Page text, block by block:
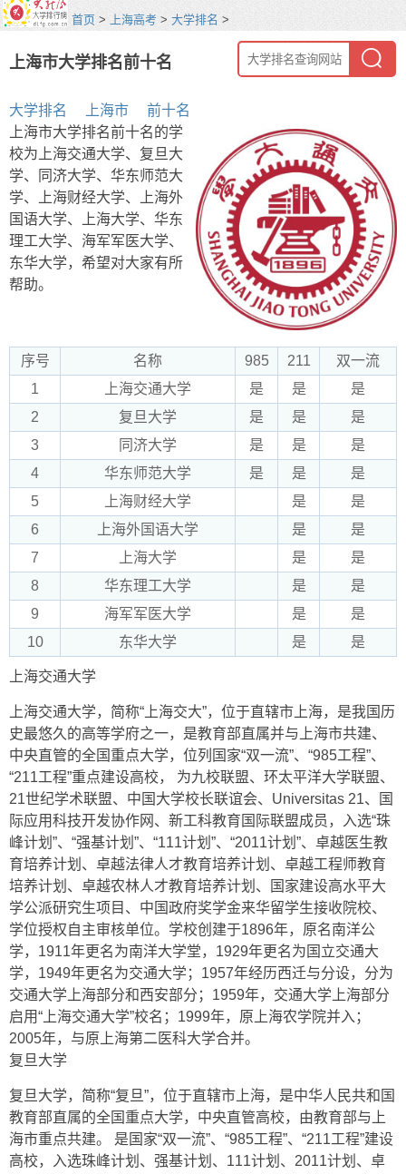
首页 > 上海高考 > 大学排名 >
上海市大学排名前十名
大学排名 上海市
前十名
上海市大学排名前十名的学
校为上海交通大学、复旦大
学、同济大学、华东师范大
学、上海财经大学、上海外
国语大学、上海大学、华东
理工大学、海军军医大学、
东华大学，希望对大家有所
帮助。
序号 名称 985 211
双一流
1
上海交通大学 是 是
是
2
复旦大学 是 是
是
3
同济大学 是 是
是
4
华东师范大学 是 是
是
5
上海财经大学 是
是
6
上海外国语大学 是
是
7
上海大学 是
是
8
华东理工大学 是
是
9
海军军医大学 是
是
10
东华大学 是 是
上海交通大学
上海交通大学，简称“上海交大”，位于直辖市上海，是我国历
史最悠久的高等学府之一，是教育部直属并与上海市共建、
中央直管的全国重点大学，位列国家“双一流”、“985工程”、
“211工程”重点建设高校， 为九校联盟、环太平洋大学联盟、
21世纪学术联盟、中国大学校长联谊会、Universitas 21、国
际应用科技开发协作网、新工科教育国际联盟成员，入选“珠
峰计划”、“强基计划”、“111计划”、“2011计划”、卓越医生教
育培养计划、卓越法律人才教育培养计划、卓越工程师教育
培养计划、卓越农林人才教育培养计划、国家建设高水平大
学公派研究生项目、中国政府奖学金来华留学生接收院校、
学位授权自主审核单位。学校创建于1896年，原名南洋公
学，1911年更名为南洋大学堂，1929年更名为国立交通大
学，1949年更名为交通大学；1957年经历西迁与分设，分为
交通大学上海部分和西安部分；1959年，交通大学上海部分
启用“上海交通大学”校名；1999年，原上海农学院并入；
2005年，与原上海第二医科大学合并。
复旦大学
复旦大学，简称“复旦”，位于直辖市上海，是中华人民共和国
教育部直属的全国重点大学，中央直管高校，由教育部与上
海市重点共建。 是国家“双一流”、“985工程”、“211工程”建设
高校，入选珠峰计划、强基计划、111计划、2011计划、卓